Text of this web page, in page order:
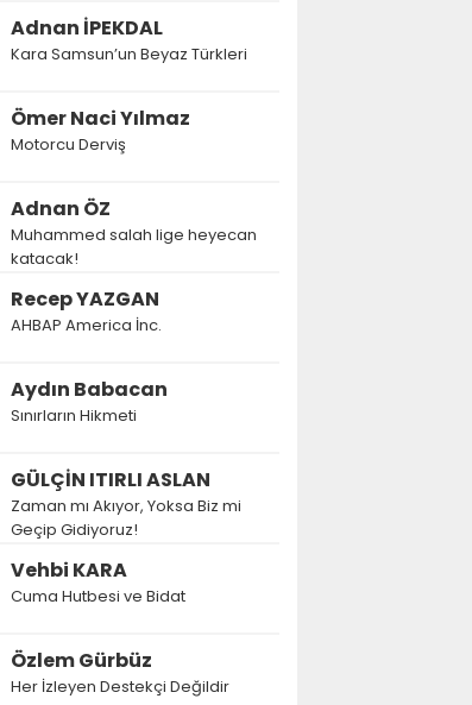
Adnan İPEKDAL
Kara Samsun’un Beyaz Türkleri
Ömer Naci Yılmaz
Motorcu Derviş
Adnan ÖZ
Muhammed salah lige heyecan
katacak!
Recep YAZGAN
AHBAP America İnc.
Aydın Babacan
Sınırların Hikmeti
GÜLÇİN ITIRLI ASLAN
Zaman mı Akıyor, Yoksa Biz mi
Geçip Gidiyoruz!
Vehbi KARA
Cuma Hutbesi ve Bidat
Özlem Gürbüz
Her İzleyen Destekçi Değildir